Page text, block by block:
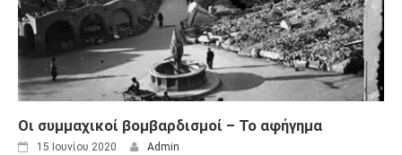
Οι συμμαχικοί βομβαρδισμοί – Το αφήγημα
15 Ιουνίου 2020 Admin